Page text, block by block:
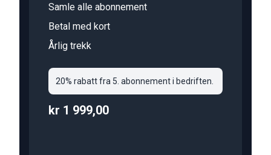
Samle alle abonnement
Betal med kort
Årlig trekk
20% rabatt fra 5. abonnement i bedriften.
kr 1 999,00